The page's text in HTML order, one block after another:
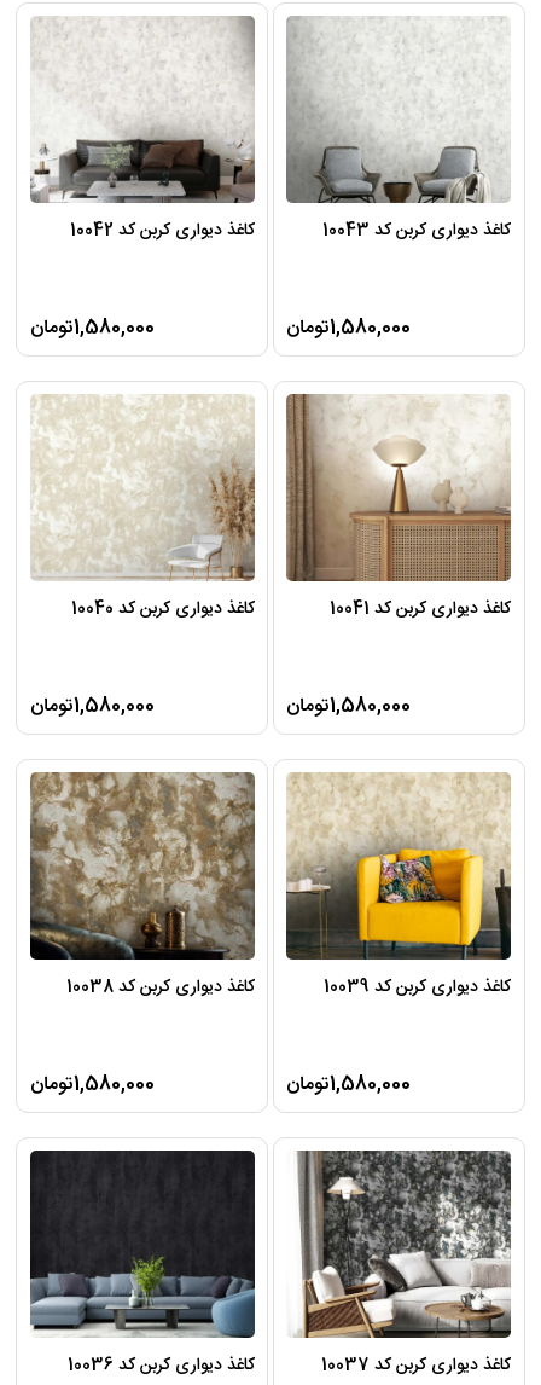
کاغذ دیواری کربن کد 10043
1,580,000تومان
کاغذ دیواری کربن کد 10042
1,580,000تومان
کاغذ دیواری کربن کد 10041
1,580,000تومان
کاغذ دیواری کربن کد 10040
1,580,000تومان
کاغذ دیواری کربن کد 10039
1,580,000تومان
کاغذ دیواری کربن کد 10038
1,580,000تومان
کاغذ دیواری کربن کد 10037 کاغذ دیواری کربن کد 10036